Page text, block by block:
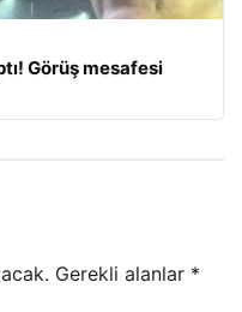
Görüş mesafesi
Gerekli alanlar *